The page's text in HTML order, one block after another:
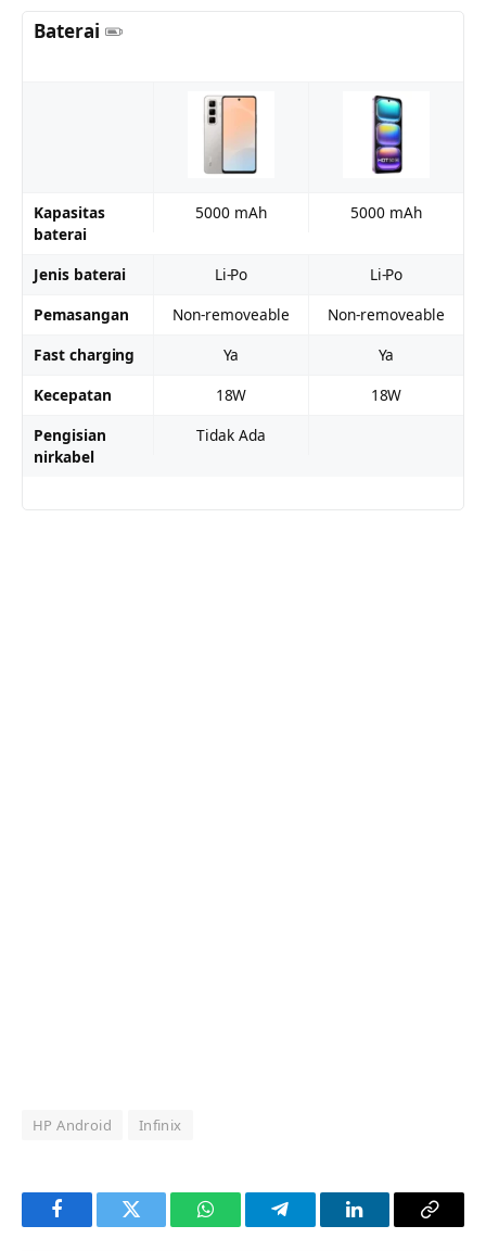
Baterai
Kapasitas
baterai
5000 mAh 5000 mAh
Jenis baterai Li-Po
Li-Po
Pemasangan
Non-removeable
Non-removeable
Fast charging
Ya
Ya
Kecepatan
18W
18W
Pengisian
nirkabel
Tidak Ada
HP Android Infinix
FacebookTwitter WhatsAppTelegramLinkedInCopy